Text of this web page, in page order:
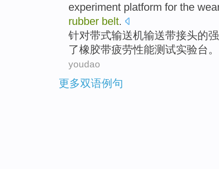
experiment platform for the
rubber belt.
针对带式输送机输送带接头的
了橡胶带疲劳性能测试实验台。
youdao
更多双语例句